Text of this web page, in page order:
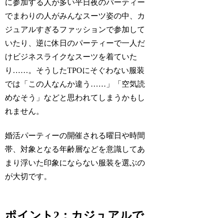
に参加する人が多い平日夜のパーティー
でまわりの人がみんなスーツ姿の中、カ
ジュアルすぎるファッションで参加して
いたり、逆に休日のパーティーで一人だ
けビジネスライクなスーツを着ていた
り……。そうしたTPOにそぐわない服装
では「この人なんか違う……」「空気読
めなそう」などと思われてしまうかもし
れません。
婚活パーティーの開催される曜日や時間
帯、対象となる年齢層などを意識してあ
まり浮いた印象にならない服装を選ぶの
が大切です。